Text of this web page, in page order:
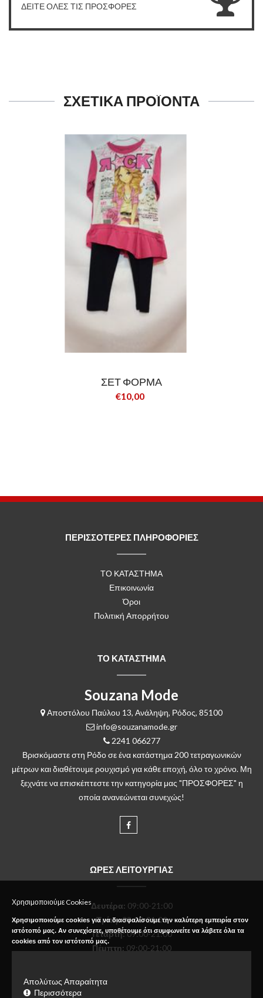
ΔΕΙΤΕ ΟΛΕΣ ΤΙΣ ΠΡΟΣΦΟΡΕΣ
ΣΧΕΤΙΚΑ ΠΡΟΪΟΝΤΑ
ΣΕΤ ΦΟΡΜΑ
€10,00
ΠΕΡΙΣΣΟΤΕΡΕΣ ΠΛΗΡΟΦΟΡΙΕΣ
ΤΟ ΚΑΤΑΣΤΗΜΑ
Επικοινωνία
Όροι
Πολιτική Απορρήτου
ΤΟ ΚΑΤΑΣΤΗΜΑ
Souzana Mode
Αποστόλου Παύλου 13, Ανάληψη, Ρόδος, 85100
info@souzanamode.gr
2241 066277
Βρισκόμαστε στη Ρόδο σε ένα κατάστημα 200 τετραγωνικών
μέτρων και διαθέτουμε ρουχισμό για κάθε εποχή, όλο το χρόνο. Μη
ξεχνάτε να επισκέπτεστε την κατηγορία μας "ΠΡΟΣΦΟΡΕΣ" η
οποία ανανεώνεται συνεχώς!
ΩΡΕΣ ΛΕΙΤΟΥΡΓΙΑΣ
Δευτέρα: 09:00-21:00
Τρίτη:09:00-21:00
Τετάρτη:09:00-21:00
Πέμπτη: 09:00-21:00
Χρησιμοποιούμε Cookies
Χρησιμοποιούμε cookies για να διασφαλίσουμε την καλύτερη εμπειρία στον
ιστότοπό μας. Αν συνεχίσετε, υποθέτουμε ότι συμφωνείτε να λάβετε όλα τα
cookies από τον ιστότοπό μας.
Απολύτως Απαραίτητα
Περισσότερα